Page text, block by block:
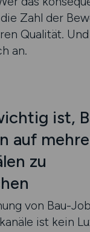
Zahl der
Qualität.
an.
ist,
auf
zu
von Bau-
ist kein